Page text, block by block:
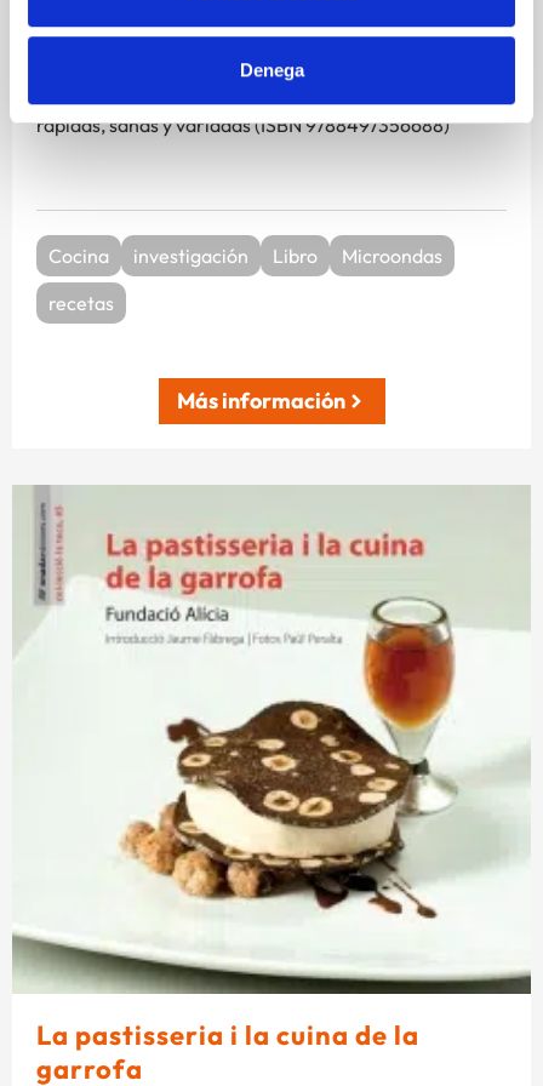
Denega
tendencias en alimentación saludable para la cocina
del futuro. El primer fruto de este proyecto ha sido un
manual de cocina práctica que pretende enseñar de
rápidas, sanas y variadas (ISBN 9788497356688)
Cocina investigación Libro
Microondas
recetas
Más información
La pastisseria i la cuina de la
garrofa